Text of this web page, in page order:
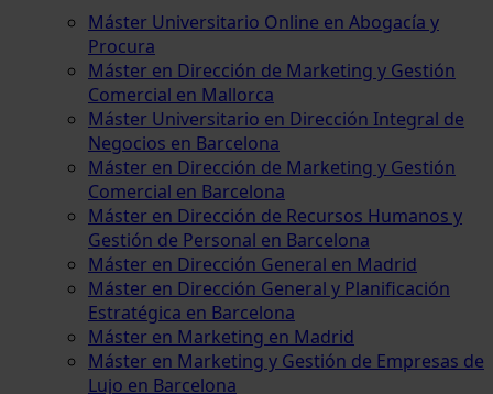
Máster Universitario Online en Abogacía y
Procura
Máster en Dirección de Marketing y Gestión
Comercial en Mallorca
Máster Universitario en Dirección Integral de
Negocios en Barcelona
Máster en Dirección de Marketing y Gestión
Comercial en Barcelona
Máster en Dirección de Recursos Humanos y
Gestión de Personal en Barcelona
Máster en Dirección General en Madrid
Máster en Dirección General y Planificación
Estratégica en Barcelona
Máster en Marketing en Madrid
Máster en Marketing y Gestión de Empresas de
Lujo en Barcelona